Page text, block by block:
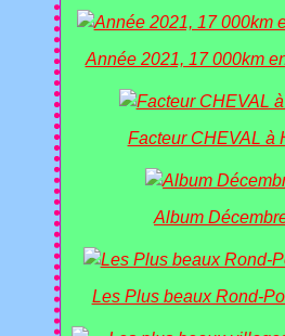
Année 2021, 17 000km
Facteur CHEVAL à
Album
Les Plus beaux Rond-